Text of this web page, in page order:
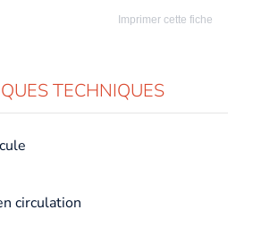
Imprimer cette fiche
TECHNIQUES
circulation